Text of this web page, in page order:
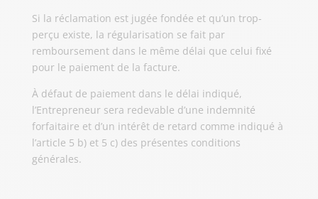
Si la réclamation est jugée fondée et qu’un trop-
perçu existe, la régularisation se fait par
remboursement dans le même délai que celui fixé
pour le paiement de la facture.
À défaut de paiement dans le délai indiqué,
l’Entrepreneur sera redevable d’une indemnité
forfaitaire et d’un intérêt de retard comme indiqué à
l’article 5 b) et 5 c) des présentes conditions
générales.